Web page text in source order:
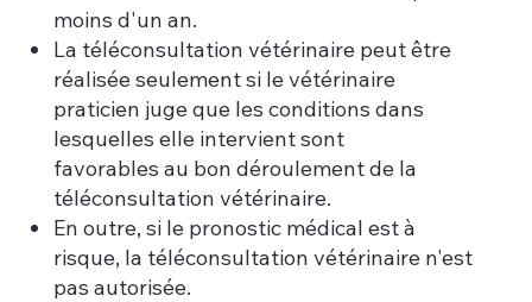
moins d'un an.
La téléconsultation vétérinaire peut être
réalisée seulement si le vétérinaire
praticien juge que les conditions dans
lesquelles elle intervient sont
favorables au bon déroulement de la
téléconsultation vétérinaire.
En outre, si le pronostic médical est à
risque, la téléconsultation vétérinaire n'est
pas autorisée.